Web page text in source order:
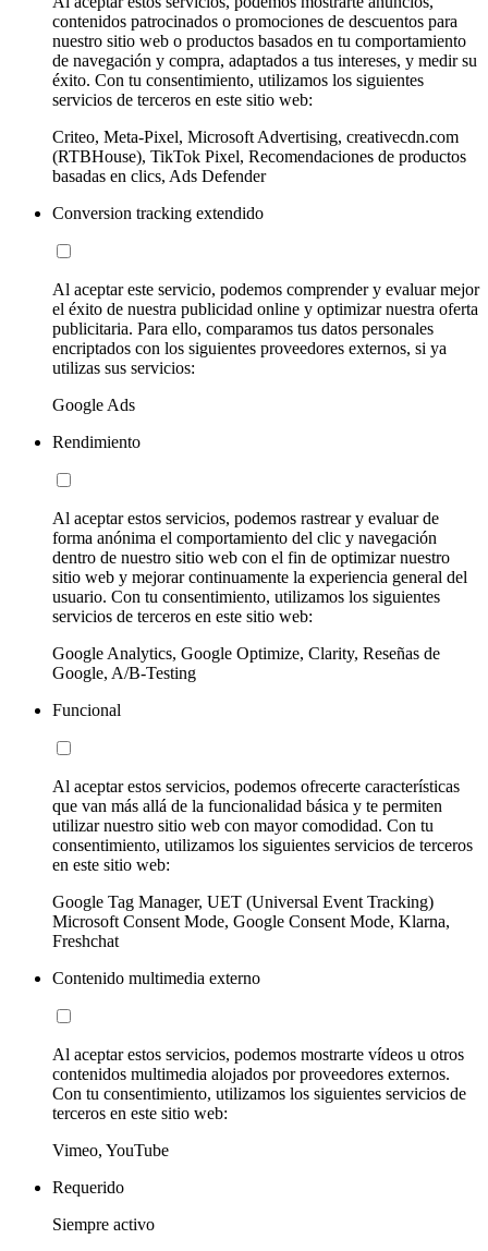
contenidos patrocinados o promociones de descuentos para
nuestro sitio web o productos basados en tu comportamiento
de navegación y compra, adaptados a tus intereses, y medir su
éxito. Con tu consentimiento, utilizamos los siguientes
servicios de terceros en este sitio web:
Criteo, Meta-Pixel, Microsoft Advertising, creativecdn.com
(RTBHouse), TikTok Pixel, Recomendaciones de productos
basadas en clics, Ads Defender
Conversion tracking extendido
Al aceptar este servicio, podemos comprender y evaluar mejor
el éxito de nuestra publicidad online y optimizar nuestra oferta
publicitaria. Para ello, comparamos tus datos personales
encriptados con los siguientes proveedores externos, si ya
utilizas sus servicios:
Google Ads
Rendimiento
Al aceptar estos servicios, podemos rastrear y evaluar de
forma anónima el comportamiento del clic y navegación
dentro de nuestro sitio web con el fin de optimizar nuestro
sitio web y mejorar continuamente la experiencia general del
usuario. Con tu consentimiento, utilizamos los siguientes
servicios de terceros en este sitio web:
Google Analytics, Google Optimize, Clarity, Reseñas de
Google, A/B-Testing
Funcional
Al aceptar estos servicios, podemos ofrecerte características
que van más allá de la funcionalidad básica y te permiten
utilizar nuestro sitio web con mayor comodidad. Con tu
consentimiento, utilizamos los siguientes servicios de terceros
en este sitio web:
Google Tag Manager, UET (Universal Event Tracking)
Microsoft Consent Mode, Google Consent Mode, Klarna,
Freshchat
Contenido multimedia externo
Al aceptar estos servicios, podemos mostrarte vídeos u otros
contenidos multimedia alojados por proveedores externos.
Con tu consentimiento, utilizamos los siguientes servicios de
terceros en este sitio web:
Vimeo, YouTube
Requerido
Siempre activo